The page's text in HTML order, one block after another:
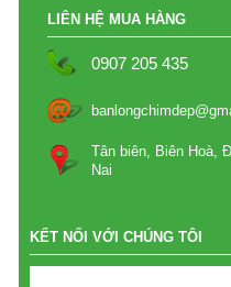
LIÊN HỆ MUA HÀNG
0907 205 435
Tân biên, Biên Hoà,
Nai
KẾT NỐI VỚI CHÚNG TÔI